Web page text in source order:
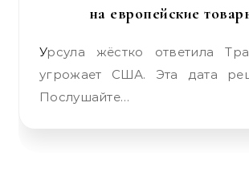
на европейские
Урсула жёстко ответила Трампу! ЕС
угрожает США. Эта дата
Послушайте…